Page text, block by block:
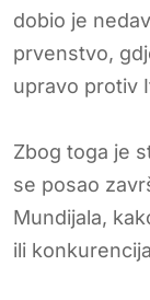
dobio je
prvenstvo,
upravo protiv
Zbog toga je
se posao
Mundijala,
ili